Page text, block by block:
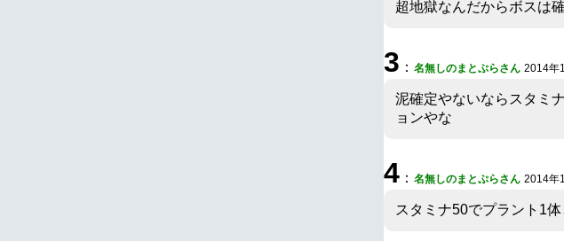
超地獄なんだからボスは
3 ： 名無しのまとぷらさん 2014年
泥確定やないならスタミ
ョンやな
4 ： 名無しのまとぷらさん 2014年
スタミナ50でプラント1